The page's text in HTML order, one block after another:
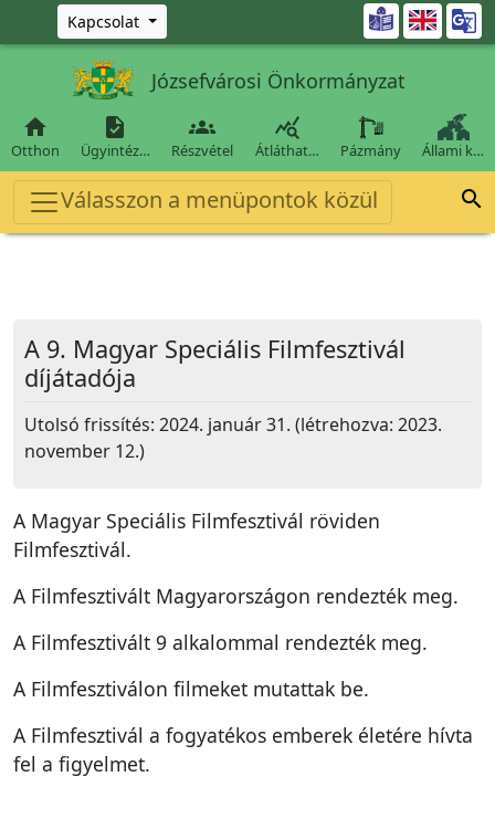
Ugrás a fő tartalomra
Kapcsolat 
Józsefvárosi Önkormányzat

Otthon

Ügyintéz…

Részvétel

Átláthat… Pázmány Állami k…
Válasszon a menüpontok közül 
A 9. Magyar Speciális Filmfesztivál
díjátadója
Utolsó frissítés: 2024. január 31. (létrehozva: 2023.
november 12.)
A Magyar Speciális Filmfesztivál röviden
Filmfesztivál.
A Filmfesztivált Magyarországon rendezték meg.
A Filmfesztivált 9 alkalommal rendezték meg.
A Filmfesztiválon filmeket mutattak be.
A Filmfesztivál a fogyatékos emberek életére hívta
fel a figyelmet.